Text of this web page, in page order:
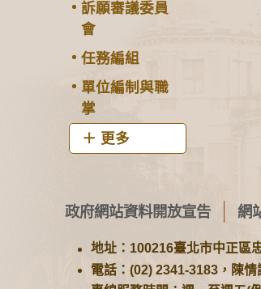
訴願審議委員
會
任務編組
單位編制與職
掌
更多
政府網站資料開放宣告 網
地址：100216臺北市中正區
電話：(02) 2341-3183，陳